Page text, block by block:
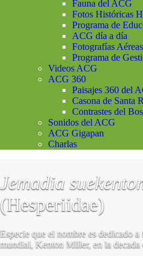
Fauna del ACG
Fotos Históricas
Programa de
ACG día a día
Fotografías
Programa de
Videos ACG
ACG 360
Paisajes 360 del
Casona de Santa
Contrastes del
Sonidos del ACG
ACG Gigapan
Charlas
Jemadia
(Hesperiidae)
Especie que el nombre es dedicado
mundial, Kenton Miller, en la decada